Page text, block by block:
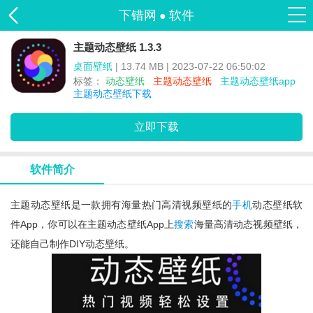
下错网 ● 软件
主题动态壁纸 1.3.3
桌面壁纸 | 13.74 MB | 2023-07-22 06:50:02
标签： 动态壁纸 主题动态壁纸
主题动态壁纸app
主题动态壁纸下载
立即下载
软件简介
主题动态壁纸是一款拥有海量热门高清视频壁纸的手机动态壁纸软
件app，你可以在主题动态壁纸app上搜索海量高清动态视频壁纸，
还能自己制作DIY动态壁纸。